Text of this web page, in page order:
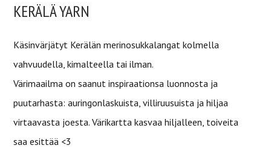
KERÄLÄ YARN
Käsinvärjätyt Kerälän merinosukkalangat kolmella
vahvuudella, kimalteella tai ilman.
Värimaailma on saanut inspiraationsa luonnosta ja
puutarhasta: auringonlaskuista, villiruusuista ja hiljaa
virtaavasta joesta. Värikartta kasvaa hiljalleen, toiveita
saa esittää <3